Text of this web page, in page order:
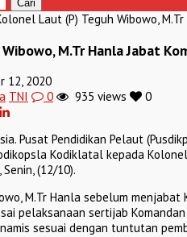
Laut (P) Teguh Wibowo,
M.Tr Hanla Jabat
12, 2020
TNI 0 935 views 0
Pusat Pendidikan Pelaut
Kodiklatal kepada
(12/10).
M.Tr Hanla sebelum
pelaksanaan sertijab
sesuai dengan tuntutan